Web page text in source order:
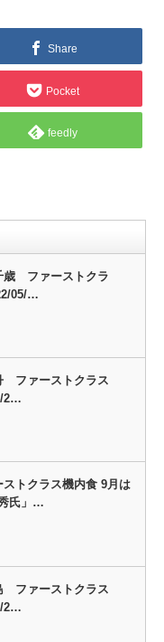
Share
Pocket
feedly
ファーストクラ
05/…
ファーストクラス
2…
トクラス機内食 9月は
氏」…
ファーストクラス
2…